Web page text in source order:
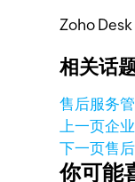
Zoho
相关话
售后服务
上一页企
下一页售
你可能